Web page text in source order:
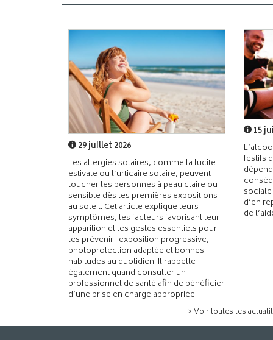
29 juillet 2026
Les allergies solaires, comme la lucite
estivale ou l’urticaire solaire, peuvent
toucher les personnes à peau claire ou
sensible dès les premières expositions
au soleil. Cet article explique leurs
symptômes, les facteurs favorisant leur
apparition et les gestes essentiels pour
les prévenir : exposition progressive,
photoprotection adaptée et bonnes
habitudes au quotidien. Il rappelle
également quand consulter un
professionnel de santé afin de bénéficier
d’une prise en charge appropriée.
15
festifs
d’en
de
> Voir toutes les